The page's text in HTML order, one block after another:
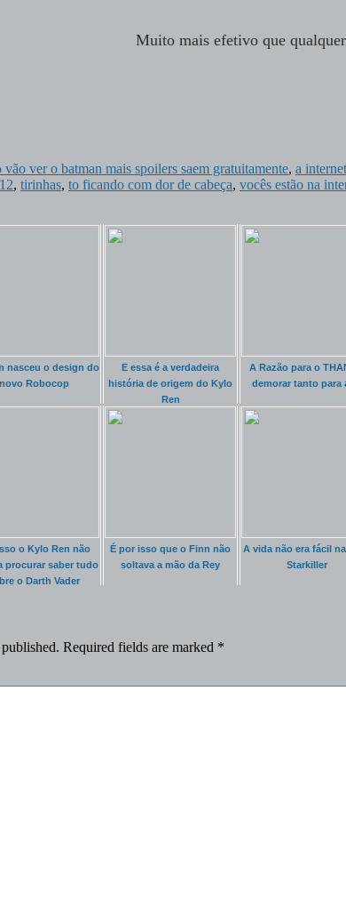
Muito mais efetivo que
vão ver o batman mais spoilers saem gratuitamente, a
, tirinhas, to ficando com dor de cabeça, vocês estão na
nasceu o design do
novo Robocop
E essa é a verdadeira
história de origem do Kylo
Ren
A Razão para o
demorar tanto para
o Kylo Ren não
procurar saber tudo
o Darth Vader
É por isso que o Finn não
soltava a mão da Rey
A vida não era fácil
Starkiller
Required fields are marked *